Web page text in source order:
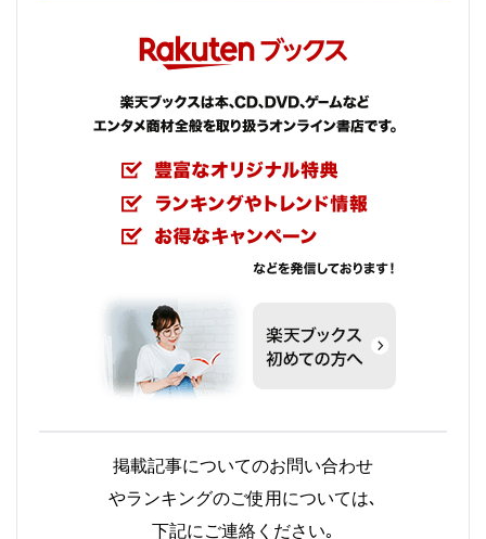
掲載記事についてのお問い合わせ
やランキングのご使用については､
下記にご連絡ください｡